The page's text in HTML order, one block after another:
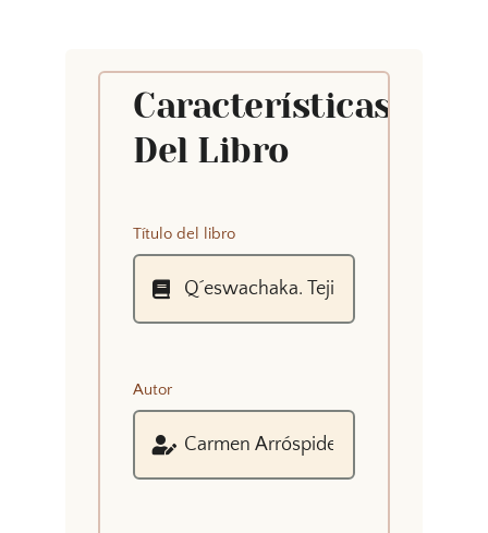
Características
Del Libro
Título del libro
Autor